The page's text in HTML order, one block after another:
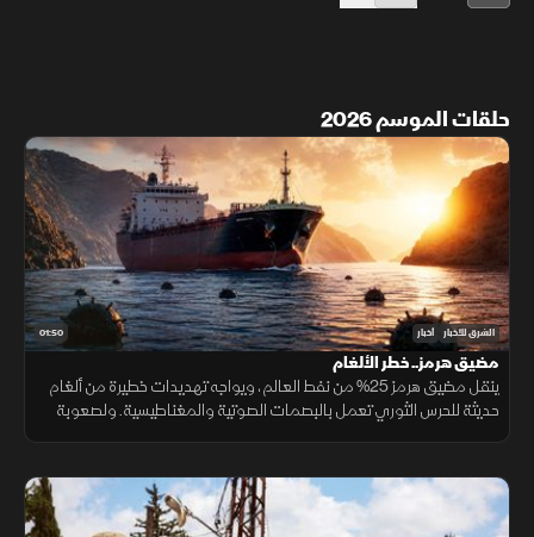
حلقات الموسم 2026
01:50 الشرق للأخبار أخبار
مضيق هرمز.. خطر الألغام
ينقل مضيق هرمز 25% من نفط العالم، ويواجه تهديدات خطيرة من ألغام
حديثة للحرس الثوري تعمل بالبصمات الصوتية والمغناطيسية. ولصعوبة